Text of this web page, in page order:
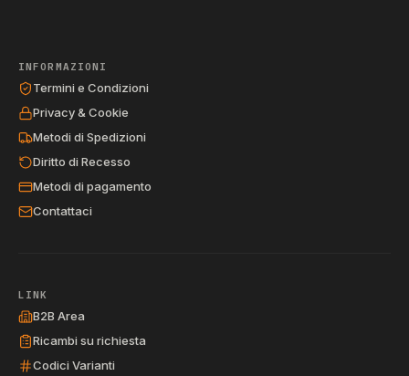
INFORMAZIONI
Termini e Condizioni
Privacy & Cookie
Metodi di Spedizioni
Diritto di Recesso
Metodi di pagamento
Contattaci
LINK
B2B Area
Ricambi su richiesta
Codici Varianti